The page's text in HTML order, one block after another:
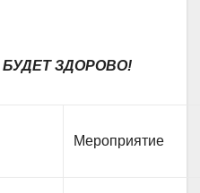
БУДЕТ ЗДОРОВО!
Мероприятие